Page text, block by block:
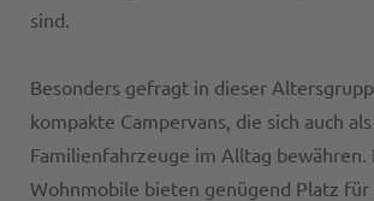
sind.
Besonders gefragt in dieser
kompakte Campervans, die sich auch als
Familienfahrzeuge im Alltag bewähren.
Wohnmobile bieten genügend Platz für